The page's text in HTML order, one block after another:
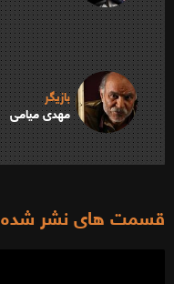
بازیگر
مهدی میامی
قسمت های نشر شده